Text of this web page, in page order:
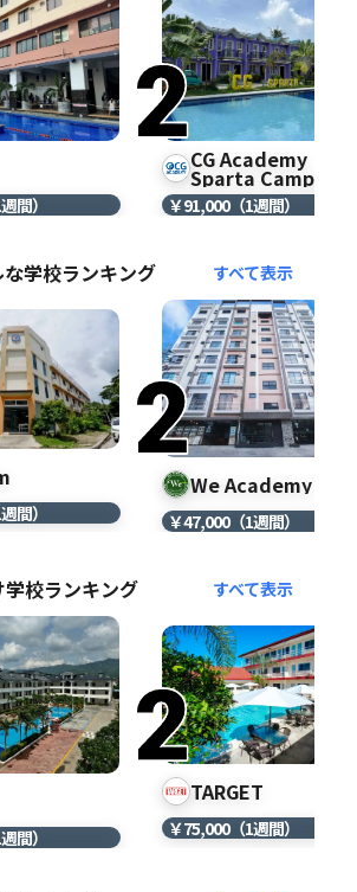
間）
CG Academy
Sparta Campus
￥91,000（1週間）
学校ランキング すべて表示
間）
We Academy
￥47,000（1週間）
校ランキング すべて表示
間）
TARGET
￥75,000（1週間）